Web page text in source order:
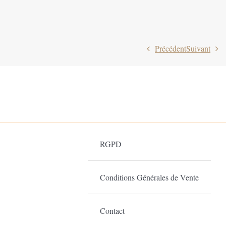
PrécédentSuivant
RGPD
Conditions Générales de Vente
Contact